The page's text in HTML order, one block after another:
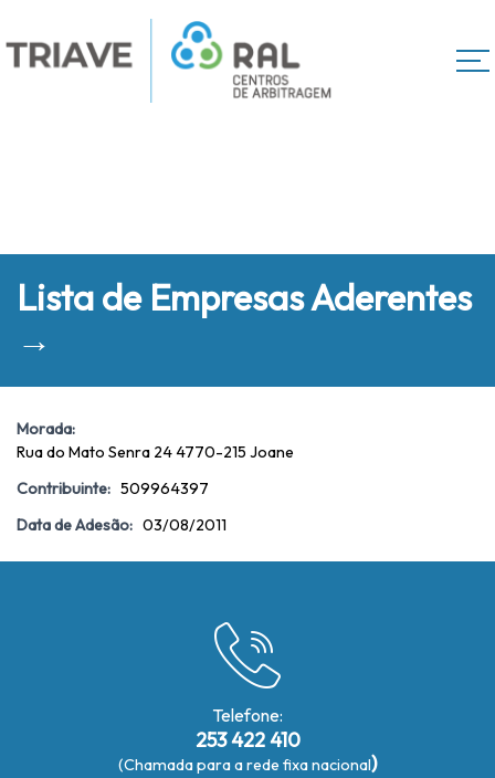
Lista de Empresas Aderentes
→
Morada:
Rua do Mato Senra 24 4770-215 Joane
Contribuinte: 509964397
Data de Adesão: 03/08/2011
Telefone:
253 422 410
(Chamada para a rede fixa nacional)